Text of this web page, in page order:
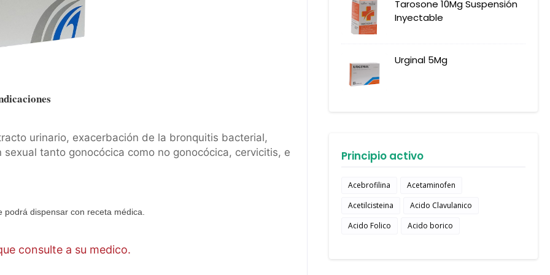
urinario, exacerbación de la bronquitis bacterial,
tanto gonocócica como no gonocócica, cervicitis, e
podrá dispensar con receta médica.
consulte a su medico.
Tarosone 10Mg Suspensión
Inyectable
Urginal 5Mg
Principio activo
Acebrofilina
Acetaminofen
Acetilcisteina
Acido Clavulanico
Acido Folico
Acido borico